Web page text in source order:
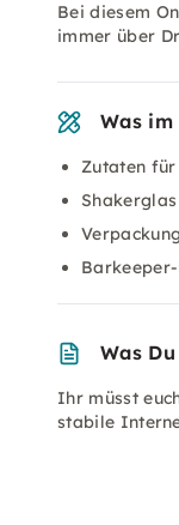
Bei diesem
immer über
Was
Zutaten
Was
Ihr müsst
stabile